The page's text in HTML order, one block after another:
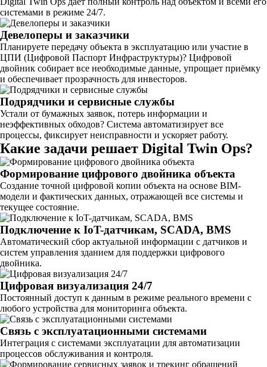
системами в режиме 24/7.
Девелоперы и заказчики
Планируете передачу объекта в эксплуатацию или участие в
ЦПИ (Цифровой Паспорт Инфраструктуры)? Цифровой
двойник собирает все необходимые данные, упрощает приёмку
и обеспечивает прозрачность для инвесторов.
Подрядчики и сервисные службы
Устали от бумажных заявок, потерь информации и
неэффективных обходов? Система автоматизирует все
процессы, фиксирует неисправности и ускоряет работу.
Какие задачи решает Digital Twin Ops?
Формирование цифрового двойника объекта
Создание точной цифровой копии объекта на основе BIM-
модели и фактических данных, отражающей все системы и
текущее состояние.
Подключение к IoT-датчикам, SCADA, BMS
Автоматический сбор актуальной информации с датчиков и
систем управления зданием для поддержки цифрового
двойника.
Цифровая визуализация 24/7
Постоянный доступ к данным в режиме реального времени с
любого устройства для мониторинга объекта.
Связь с эксплуатационными системами
Интеграция с системами эксплуатации для автоматизации
процессов обслуживания и контроля.